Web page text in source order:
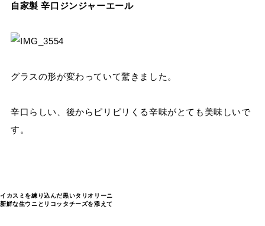
自家製 辛口ジンジャーエール
グラスの形が変わっていて驚きました。
辛口らしい、後からピリピリくる辛味がとても美味しいで
す。
イカスミを練り込んだ黒いタリオリーニ
新鮮な生ウニとリコッタチーズを添えて